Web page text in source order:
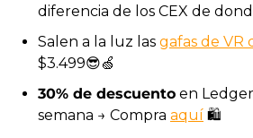
diferencia de los CEX de
Salen a la luz las gafas de VR
$3.499😎🍏
30% de descuento en
semana → Compra aquí 🛍️